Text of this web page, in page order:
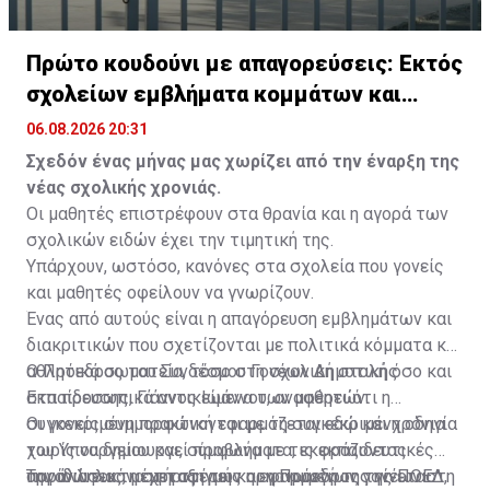
Πρώτο κουδούνι με απαγορεύσεις: Εκτός
σχολείων εμβλήματα κομμάτων και
ομάδων
06.08.2026 20:31
Σχεδόν ένας μήνας μας χωρίζει από την έναρξη της
νέας σχολικής χρονιάς.
Οι μαθητές επιστρέφουν στα θρανία και η αγορά των
σχολικών ειδών έχει την τιμητική της.
Υπάρχουν, ωστόσο, κανόνες στα σχολεία που γονείς
και μαθητές οφείλουν να γνωρίζουν.
Ένας από αυτούς είναι η απαγόρευση εμβλημάτων και
διακριτικών που σχετίζονται με πολιτικά κόμματα και
αθλητικά σωματεία, τόσο στη σχολική στολή όσο και
στα προσωπικά αντικείμενα των μαθητών.
Ο Πρόεδρος του Συνδέσμου Γονέων Δημοτικής
Εκπαίδευσης, Γιάννος Ιωάννου, αναφέρει ότι η
συγκεκριμένη πρακτική εφαρμόζεται εδώ και χρόνια
χωρίς να δημιουργεί προβλήματα, εκφράζοντας
παράλληλα τη στήριξη των οργανωμένων γονέων στη
Οι γονείς συμμορφώνονται με τη συγκεκριμένη οδηγία
του Υπουργείου και, σύμφωνα με τις εκπαιδευτικές
οργανώσεις, μέχρι στιγμής η εφαρμογή της γίνεται
Την ίδια εικόνα μεταφέρει και η Πρόεδρος της ΠΟΕΔ,